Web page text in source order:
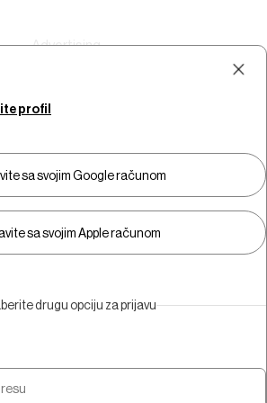
biti pretplatnik da biste
video sadržaj.
Pretplatite se
profil
sa svojim Google računom
sa svojim Apple računom
drugu opciju za prijavu